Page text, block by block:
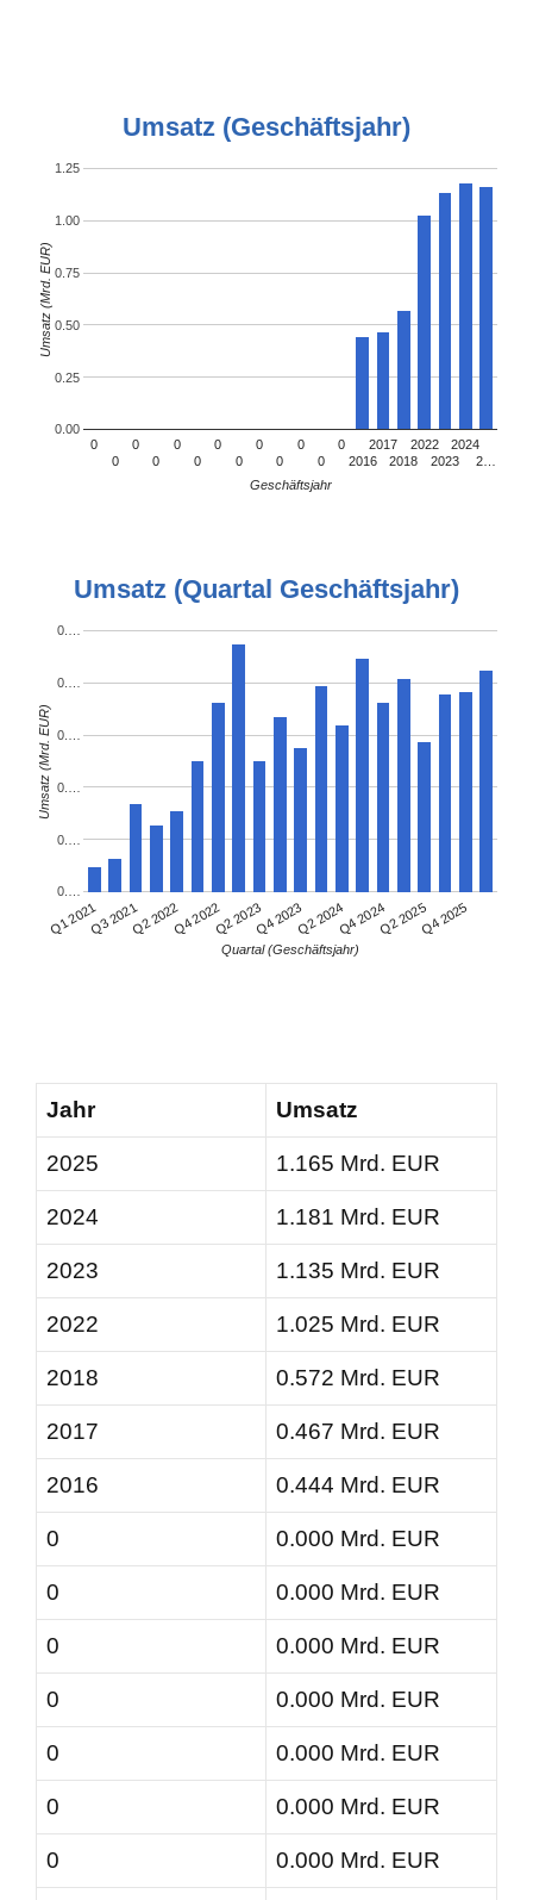
Umsatz (Geschäftsjahr)
0
0
0
0
0
0
0
0
0
0
0
0
0
2016
2017
2018
2022
2023
2024
2…
0.00
0.25
0.50
0.75
1.00
1.25
Geschäftsjahr
Umsatz (Mrd. EUR)
Umsatz (Quartal Geschäftsjahr)
Q1 2021Q3 2021Q2 2022Q4 2022Q2 2023Q4 2023Q2 2024Q4 2024Q2 2025Q4 2025
0.…
0.…
0.…
0.…
0.…
0.…
Quartal (Geschäftsjahr)
Umsatz (Mrd. EUR)
Jahr Umsatz
2025 1.165 Mrd. EUR
2024 1.181 Mrd. EUR
2023 1.135 Mrd. EUR
2022 1.025 Mrd. EUR
2018 0.572 Mrd. EUR
2017 0.467 Mrd. EUR
2016 0.444 Mrd. EUR
0 0.000 Mrd. EUR
0 0.000 Mrd. EUR
0 0.000 Mrd. EUR
0 0.000 Mrd. EUR
0 0.000 Mrd. EUR
0 0.000 Mrd. EUR
0 0.000 Mrd. EUR